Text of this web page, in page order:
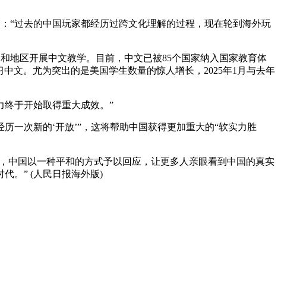
过去的中国玩家都经历过跨文化理解的过程，现在轮到海外玩
区开展中文教学。目前，中文已被85个国家纳入国家教育体
文。尤为突出的是美国学生数量的惊人增长，2025年1月与去年
于开始取得重大成效。”
次新的‘开放’”，这将帮助中国获得更加重大的“软实力胜
国以一种平和的方式予以回应，让更多人亲眼看到中国的真实
。” (人民日报海外版)